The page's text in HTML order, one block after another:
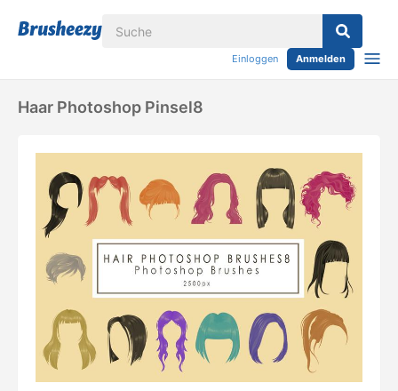
Einloggen Anmelden
Haar Photoshop Pinsel8